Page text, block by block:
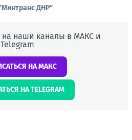
ДНР"
на наши каналы в МАКС и
Telegram
НА МАКС
НА TELEGRAM